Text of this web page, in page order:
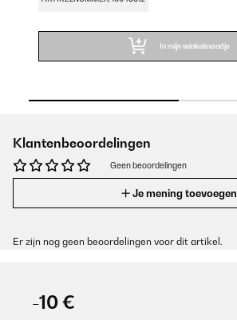
In mijn winkelmandje
Klantenbeoordelingen
Geen beoordelingen
Je mening toevoegen
Er zijn nog geen beoordelingen voor dit artikel.
-10 €